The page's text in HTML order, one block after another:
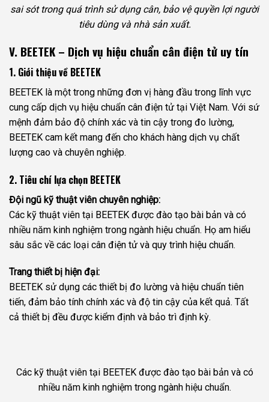
sai sót trong quá trình sử dụng cân, bảo vệ quyền lợi người
tiêu dùng và nhà sản xuất.
V. BEETEK – Dịch vụ hiệu chuẩn cân điện tử uy tín
1. Giới thiệu về BEETEK
BEETEK là một trong những đơn vị hàng đầu trong lĩnh vực
cung cấp dịch vụ hiệu chuẩn cân điện tử tại Việt Nam. Với sứ
mệnh đảm bảo độ chính xác và tin cậy trong đo lường,
BEETEK cam kết mang đến cho khách hàng dịch vụ chất
lượng cao và chuyên nghiệp.
2. Tiêu chí lựa chọn BEETEK
Đội ngũ kỹ thuật viên chuyên nghiệp:
Các kỹ thuật viên tại BEETEK được đào tạo bài bản và có
nhiều năm kinh nghiệm trong ngành hiệu chuẩn. Họ am hiểu
sâu sắc về các loại cân điện tử và quy trình hiệu chuẩn.
Trang thiết bị hiện đại:
BEETEK sử dụng các thiết bị đo lường và hiệu chuẩn tiên
tiến, đảm bảo tính chính xác và độ tin cậy của kết quả. Tất
cả thiết bị đều được kiểm định và bảo trì định kỳ.
Các kỹ thuật viên tại BEETEK được đào tạo bài bản và có
nhiều năm kinh nghiệm trong ngành hiệu chuẩn.